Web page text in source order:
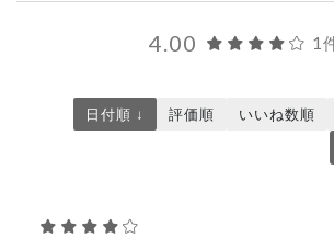
4.00 1
日付順 ↓ 評価順 いいね数順